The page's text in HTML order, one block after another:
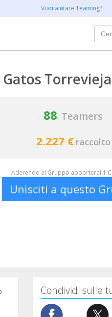
Vuoi aiutare Teaming?
Gatos
88 Teamers
2.227 € raccolto
Aderendo al Gruppo apporterai 1 €
Unisciti a questo
Condividi sulle